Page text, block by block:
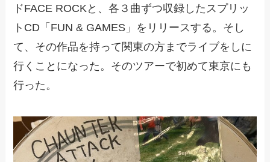
ドFACE ROCKと、各３曲ずつ収録したスプリッ
トCD「FUN & GAMES」をリリースする。そし
て、その作品を持って関東の方までライブをしに
行くことになった。そのツアーで初めて東京にも
行った。